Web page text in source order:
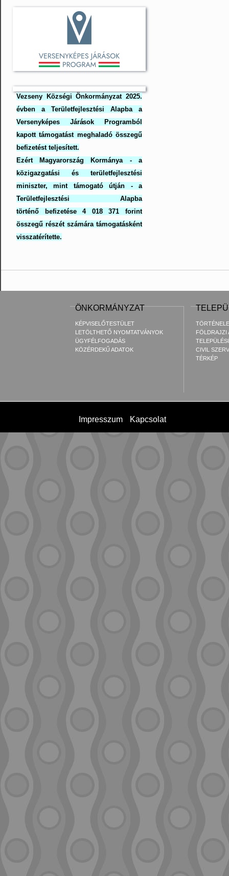
Vezseny Községi Önkormányzat 2025.
évben a Területfejlesztési Alapba a
Versenyképes Járások Programból
kapott támogatást meghaladó összegű
befizetést teljesített.
Ezért Magyarország Kormánya - a
közigazgatási és területfejlesztési
miniszter, mint támogató útján - a
Területfejlesztési Alapba
történő befizetése 4 018 371 forint
összegű részét számára támogatásként
visszatérítette.
ÖNKORMÁNYZAT
KÉPVISELŐTESTÜLET
LETÖLTHETŐ NYOMTATVÁNYOK
ÜGYFÉLFOGADÁS
KÖZÉRDEKŰ ADATOK
FÖLDRAJZI
CIVIL
TÉRKÉP
Impresszum Kapcsolat